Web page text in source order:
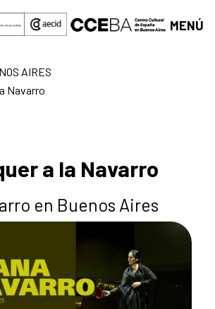
principal
MENÚ
AIRES
Navarro
a la Navarro
en Buenos Aires